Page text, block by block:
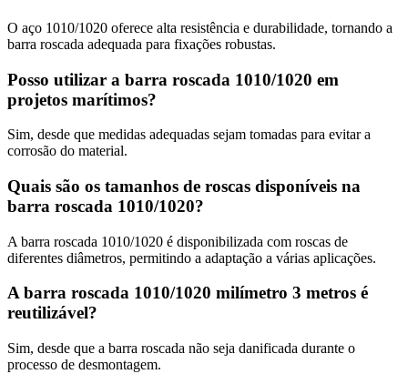
O aço 1010/1020 oferece alta resistência e durabilidade, tornando a
barra roscada adequada para fixações robustas.
Posso utilizar a barra roscada 1010/1020 em
projetos marítimos?
Sim, desde que medidas adequadas sejam tomadas para evitar a
corrosão do material.
Quais são os tamanhos de roscas disponíveis na
barra roscada 1010/1020?
A barra roscada 1010/1020 é disponibilizada com roscas de
diferentes diâmetros, permitindo a adaptação a várias aplicações.
A barra roscada 1010/1020 milímetro 3 metros é
reutilizável?
Sim, desde que a barra roscada não seja danificada durante o
processo de desmontagem.